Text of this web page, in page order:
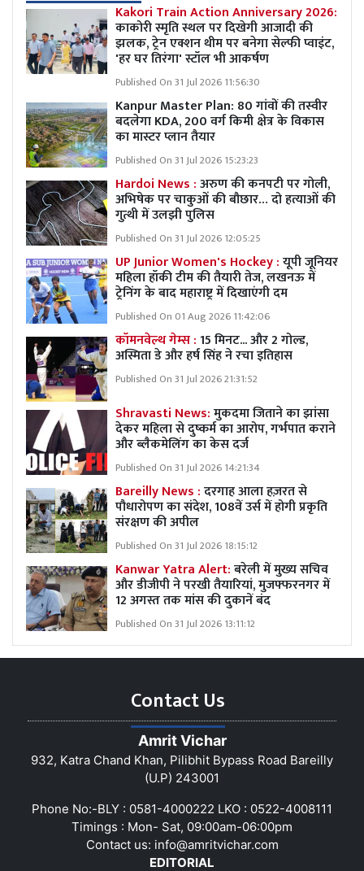
Kakori Train Action Anniversary 2026:
काकोरी स्मृति स्थल पर दिखेगी आजादी की
झलक, ट्रेन एक्शन थीम पर बनेगा सेल्फी प्वाइंट,
'हर घर तिरंगा' स्टॉल भी आकर्षण
Published On 31 Jul 2026 11:56:30
Kanpur Master Plan: 80 गांवों की तस्वीर
बदलेगा KDA, 200 वर्ग किमी क्षेत्र के विकास
का मास्टर प्लान तैयार
Published On 31 Jul 2026 15:23:23
Hardoi News :अरुण की कनपटी पर गोली,
अभिषेक पर चाकुओं की बौछार… दो हत्याओं की
गुत्थी में उलझी पुलिस
Published On 31 Jul 2026 12:05:25
UP Junior Women's Hockey :यूपी जूनियर
महिला हॉकी टीम की तैयारी तेज, लखनऊ में
ट्रेनिंग के बाद महाराष्ट्र में दिखाएंगी दम
Published On 01 Aug 2026 11:42:06
कॉमनवेल्थ गेम्स :15 मिनट... और 2 गोल्ड,
अस्मिता डे और हर्ष सिंह ने रचा इतिहास
Published On 31 Jul 2026 21:31:52
Shravasti News:मुकदमा जिताने का झांसा
देकर महिला से दुष्कर्म का आरोप, गर्भपात कराने
और ब्लैकमेलिंग का केस दर्ज
Published On 31 Jul 2026 14:21:34
Bareilly News :दरगाह आला हज़रत से
पौधारोपण का संदेश, 108वें उर्स में होगी प्रकृति
संरक्षण की अपील
Published On 31 Jul 2026 18:15:12
Kanwar Yatra Alert:बरेली में मुख्य सचिव
और डीजीपी ने परखी तैयारियां, मुजफ्फरनगर में
12 अगस्त तक मांस की दुकानें बंद
Published On 31 Jul 2026 13:11:12
Contact Us
Amrit Vichar
932, Katra Chand Khan, Pilibhit Bypass Road Bareilly
(U.P) 243001
Phone No:-BLY : 0581-4000222 LKO : 0522-4008111
Timings : Mon- Sat, 09:00am-06:00pm
Contact us: info@amritvichar.com
EDITORIAL